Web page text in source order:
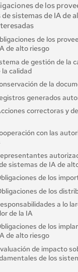
de los
sistemas de IA de
de los
de alto riesgo
de gestión de la
calidad
de la
generados
correctoras y
con las
sistemas de IA de
de los
de los
a lo
de la IA
de los
de alto riesgo
de impacto
de los